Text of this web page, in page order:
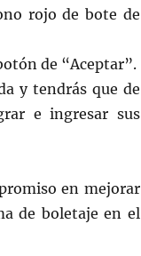
rojo de bote de
de “Aceptar”.
y tendrás que de
e ingresar sus
en mejorar
de boletaje en el